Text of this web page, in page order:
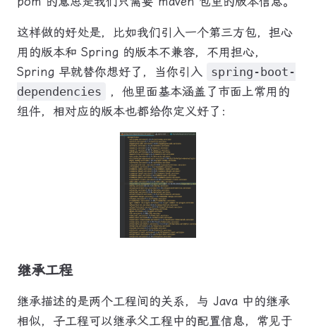
这样做的好处是，比如我们引入一个第三方包，担心
用的版本和 Spring 的版本不兼容，不用担心，
Spring 早就替你想好了，当你引入
spring-boot-
dependencies
，他里面基本涵盖了市面上常用的
组件，相对应的版本也都给你定义好了：
继承工程
继承描述的是两个工程间的关系，与 Java 中的继承
相似，子工程可以继承父工程中的配置信息，常见于